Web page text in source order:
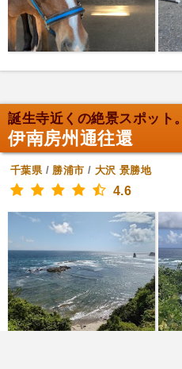
誕生寺近くの絶景スポット。
伊南房州通往還
千葉県/ 勝浦市 / 大沢 景勝地
4.6